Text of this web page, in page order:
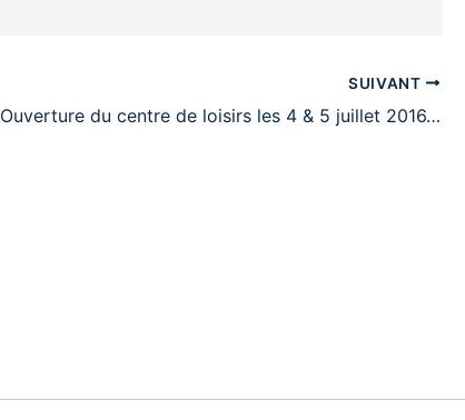
SUIVANT
Ouverture du centre de loisirs les 4 & 5 juillet 2016…